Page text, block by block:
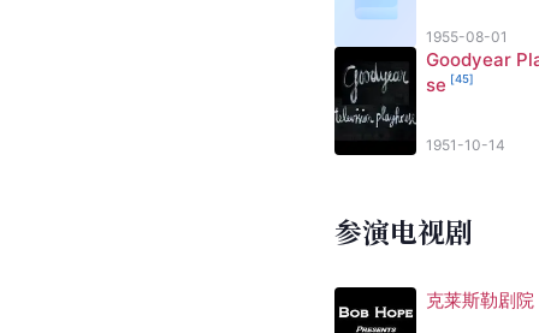
1955-08-01
Goodyear
se [45]
1951-10-14
参演电视剧
克莱斯勒剧院